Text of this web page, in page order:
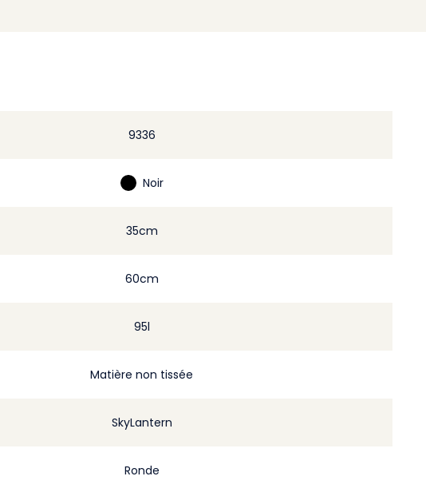
9336
Noir
35cm
60cm
95l
Matière non tissée
SkyLantern
Ronde